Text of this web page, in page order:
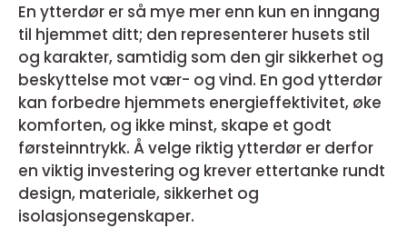
En ytterdør er så mye mer enn kun en inngang
til hjemmet ditt; den representerer husets stil
og karakter, samtidig som den gir sikkerhet og
beskyttelse mot vær- og vind. En god ytterdør
kan forbedre hjemmets energieffektivitet, øke
komforten, og ikke minst, skape et godt
førsteinntrykk. Å velge riktig ytterdør er derfor
en viktig investering og krever ettertanke rundt
design, materiale, sikkerhet og
isolasjonsegenskaper.